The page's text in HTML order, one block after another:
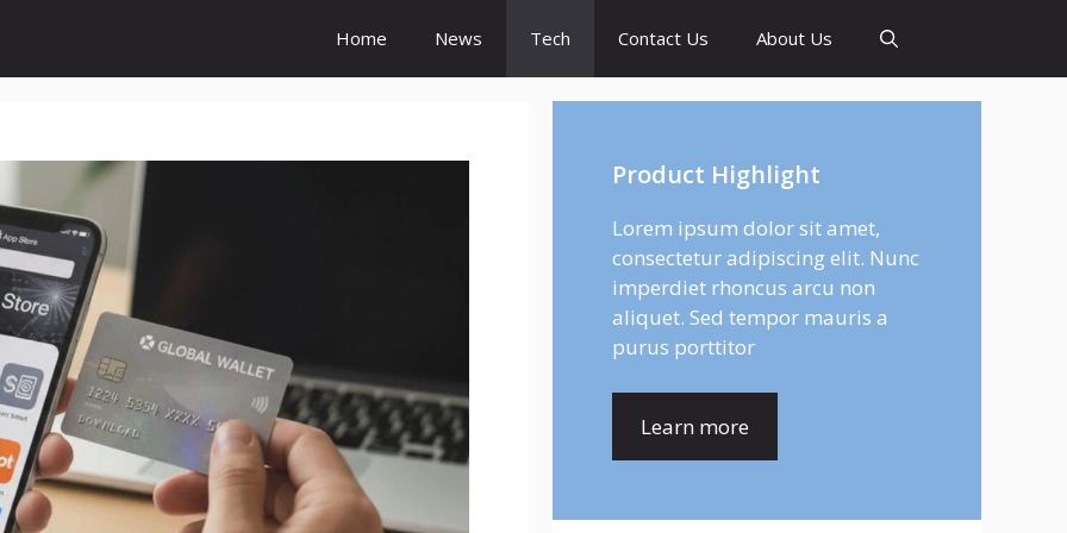
Home News Tech Contact Us About Us
Product Highlight
Lorem ipsum dolor sit amet,
consectetur adipiscing elit. Nunc
imperdiet rhoncus arcu non
aliquet. Sed tempor mauris a
purus porttitor
Learn more